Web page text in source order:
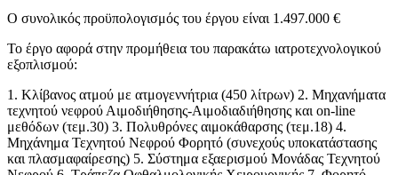
Ο συνολικός προϋπολογισμός του έργου είναι 1.497.000 €
Το έργο αφορά στην προμήθεια του παρακάτω ιατροτεχνολογικού
εξοπλισμού:
1. Κλίβανος ατμού με ατμογεννήτρια (450 λίτρων) 2. Μηχανήματα
τεχνητού νεφρού Αιμοδιήθησης-Αιμοδιαδιήθησης και on-line
μεθόδων (τεμ.30) 3. Πολυθρόνες αιμοκάθαρσης (τεμ.18) 4.
Μηχάνημα Τεχνητού Νεφρού Φορητό (συνεχούς υποκατάστασης
και πλασμαφαίρεσης) 5. Σύστημα εξαερισμού Μονάδας Τεχνητού